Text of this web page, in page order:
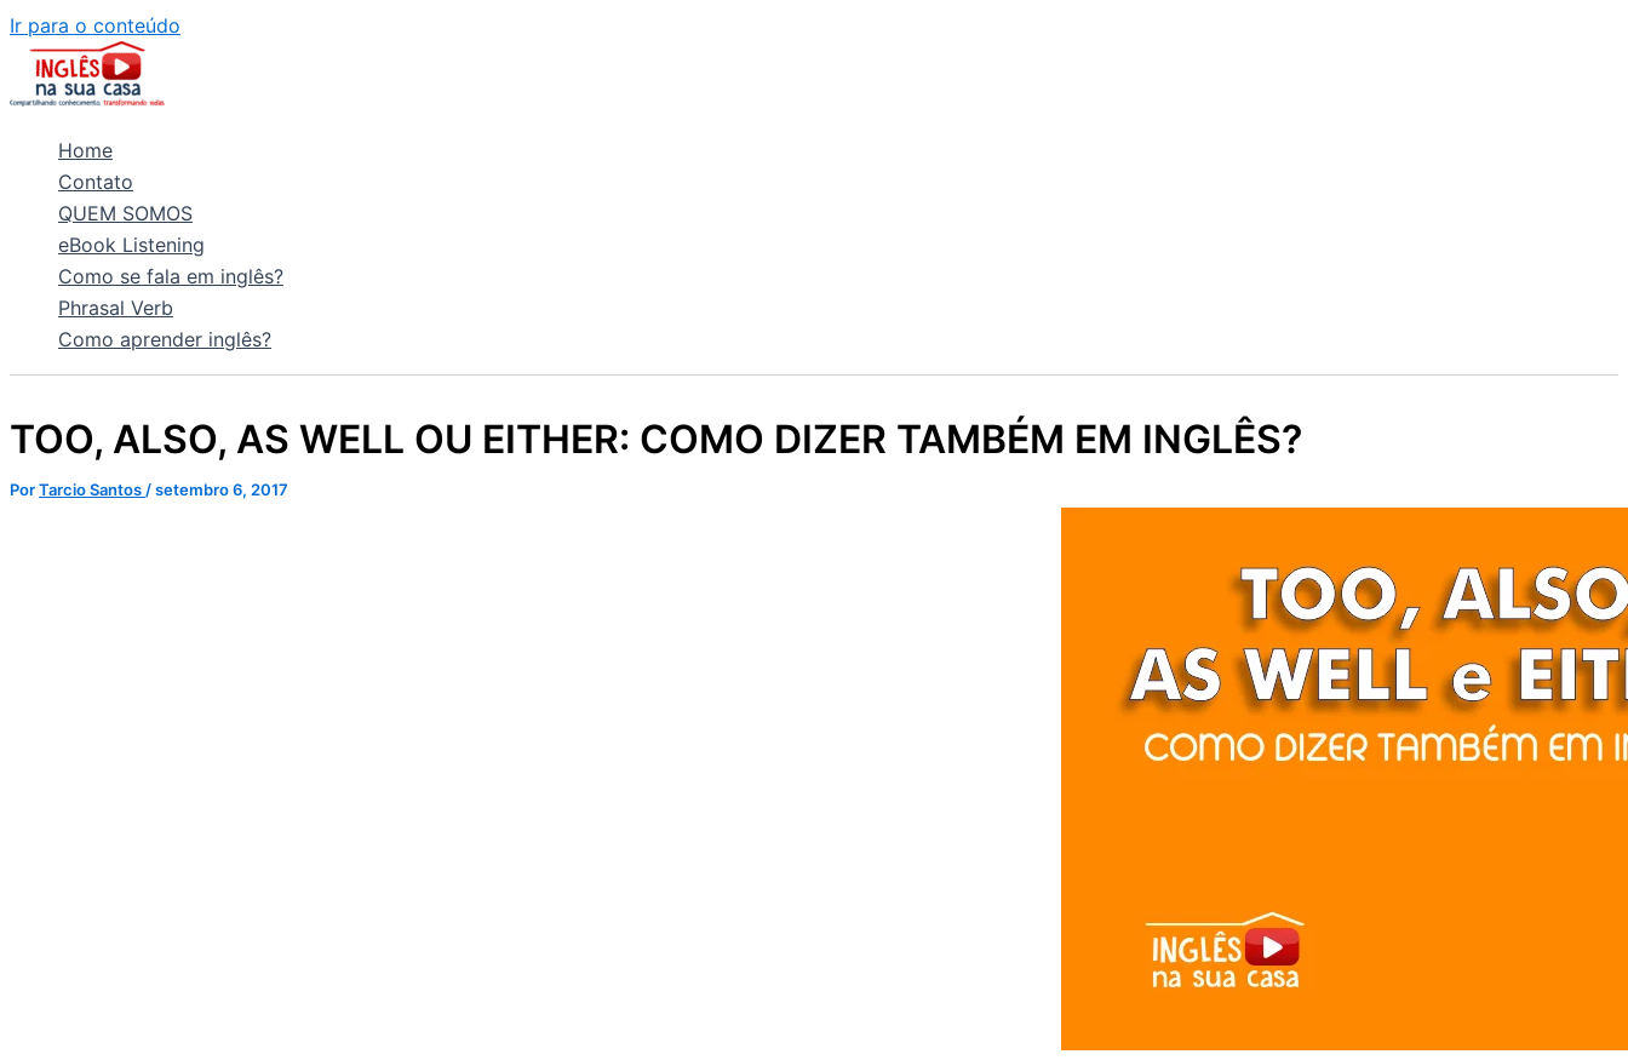
Ir para o conteúdo
Home
Contato
QUEM SOMOS
eBook Listening
Como se fala em inglês?
Phrasal Verb
Como aprender inglês?
TOO, ALSO, AS WELL OU EITHER: COMO DIZER TAMBÉM EM INGLÊS?
PorTarcio Santos /setembro 6, 2017